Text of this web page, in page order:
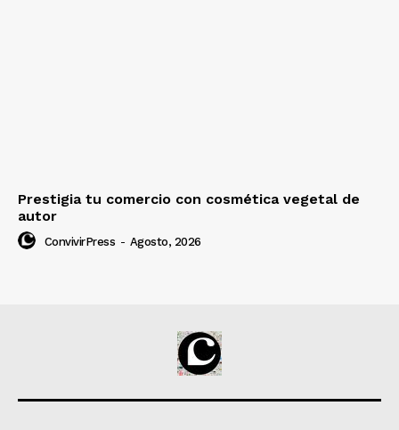
Prestigia tu comercio con cosmética vegetal de
autor
ConvivirPress - Agosto, 2026